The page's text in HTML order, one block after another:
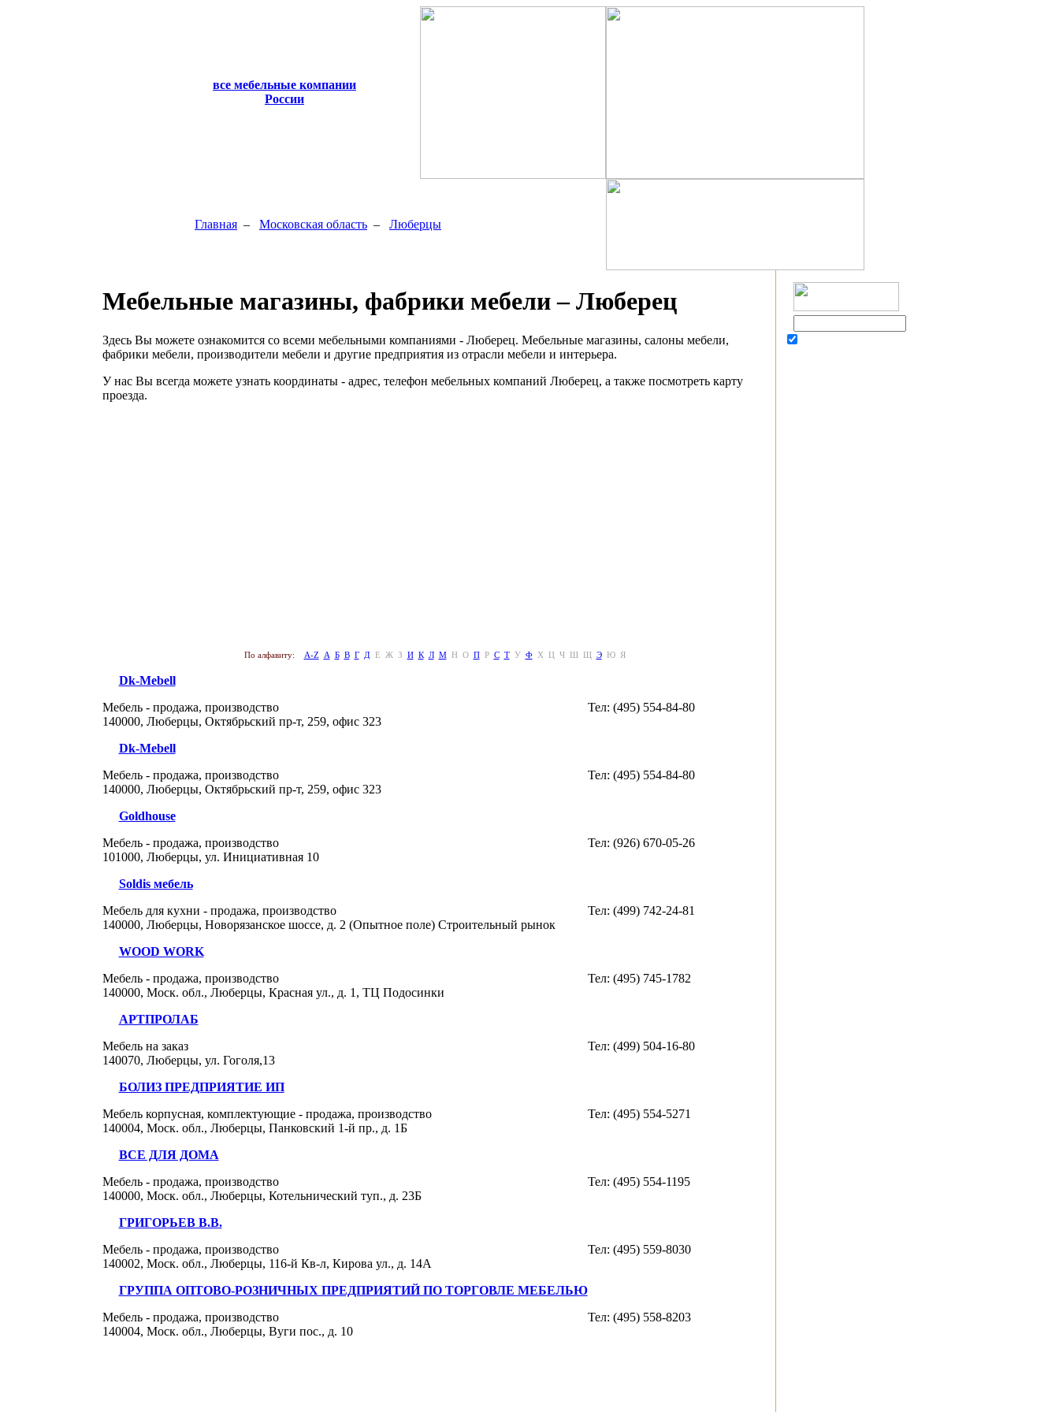
все мебельные компании
России
Главная – Московская область – Люберцы
Мебельные магазины, фабрики мебели – Люберец
Здесь Вы можете ознакомится со всеми мебельными компаниями - Люберец. Мебельные магазины, салоны мебели,
фабрики мебели, производители мебели и другие предприятия из отрасли мебели и интерьера.
У нас Вы всегда можете узнать координаты - адрес, телефон мебельных компаний Люберец, а также посмотреть карту
проезда.
По алфавиту: A-Z А Б В Г Д Е Ж З И К Л М Н О П Р С Т У Ф Х Ц Ч Ш Щ Э Ю Я
Dk-Mebell
Мебель - продажа, производство
140000, Люберцы, Октябрьский пр-т, 259, офис 323
Тел: (495) 554-84-80
Dk-Mebell
Мебель - продажа, производство
140000, Люберцы, Октябрьский пр-т, 259, офис 323
Тел: (495) 554-84-80
Goldhouse
Мебель - продажа, производство
101000, Люберцы, ул. Инициативная 10
Тел: (926) 670-05-26
Soldis мебель
Мебель для кухни - продажа, производство
140000, Люберцы, Новорязанское шоссе, д. 2 (Опытное поле) Строительный рынок
Тел: (499) 742-24-81
WOOD WORK
Мебель - продажа, производство
140000, Моск. обл., Люберцы, Красная ул., д. 1, ТЦ Подосинки
Тел: (495) 745-1782
АРТПРОЛАБ
Мебель на заказ
140070, Люберцы, ул. Гоголя,13
Тел: (499) 504-16-80
БОЛИЗ ПРЕДПРИЯТИЕ ИП
Мебель корпусная, комплектующие - продажа, производство
140004, Моск. обл., Люберцы, Панковский 1-й пр., д. 1Б
Тел: (495) 554-5271
ВСЕ ДЛЯ ДОМА
Мебель - продажа, производство
140000, Моск. обл., Люберцы, Котельнический туп., д. 23Б
Тел: (495) 554-1195
ГРИГОРЬЕВ В.В.
Мебель - продажа, производство
140002, Моск. обл., Люберцы, 116-й Кв-л, Кирова ул., д. 14А
Тел: (495) 559-8030
ГРУППА ОПТОВО-РОЗНИЧНЫХ ПРЕДПРИЯТИЙ ПО ТОРГОВЛЕ МЕБЕЛЬЮ
Мебель - продажа, производство
140004, Моск. обл., Люберцы, Вуги пос., д. 10
Тел: (495) 558-8203